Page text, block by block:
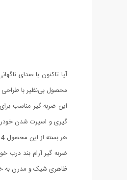
آیا تاکنون با صدای
محصول بی‌نظیر با طراحی
گیری و اسپرت شدن
هر بسته از این محصول 4 عدد ضربه گیر وجود دارد که از طریق چسب های پشت آنها میتوانید به راحتی آنها را روی درب خودرو خود نصب کنید.
ضربه گیر آرام بند
ظاهری شیک و مدرن به